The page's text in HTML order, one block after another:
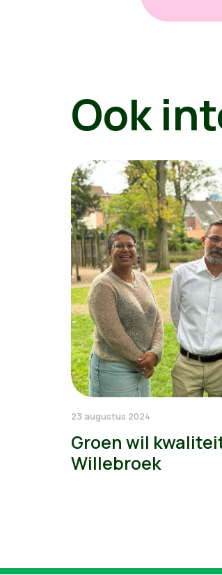
Ook
23 augustus 2024
Groen wil
Willebroek